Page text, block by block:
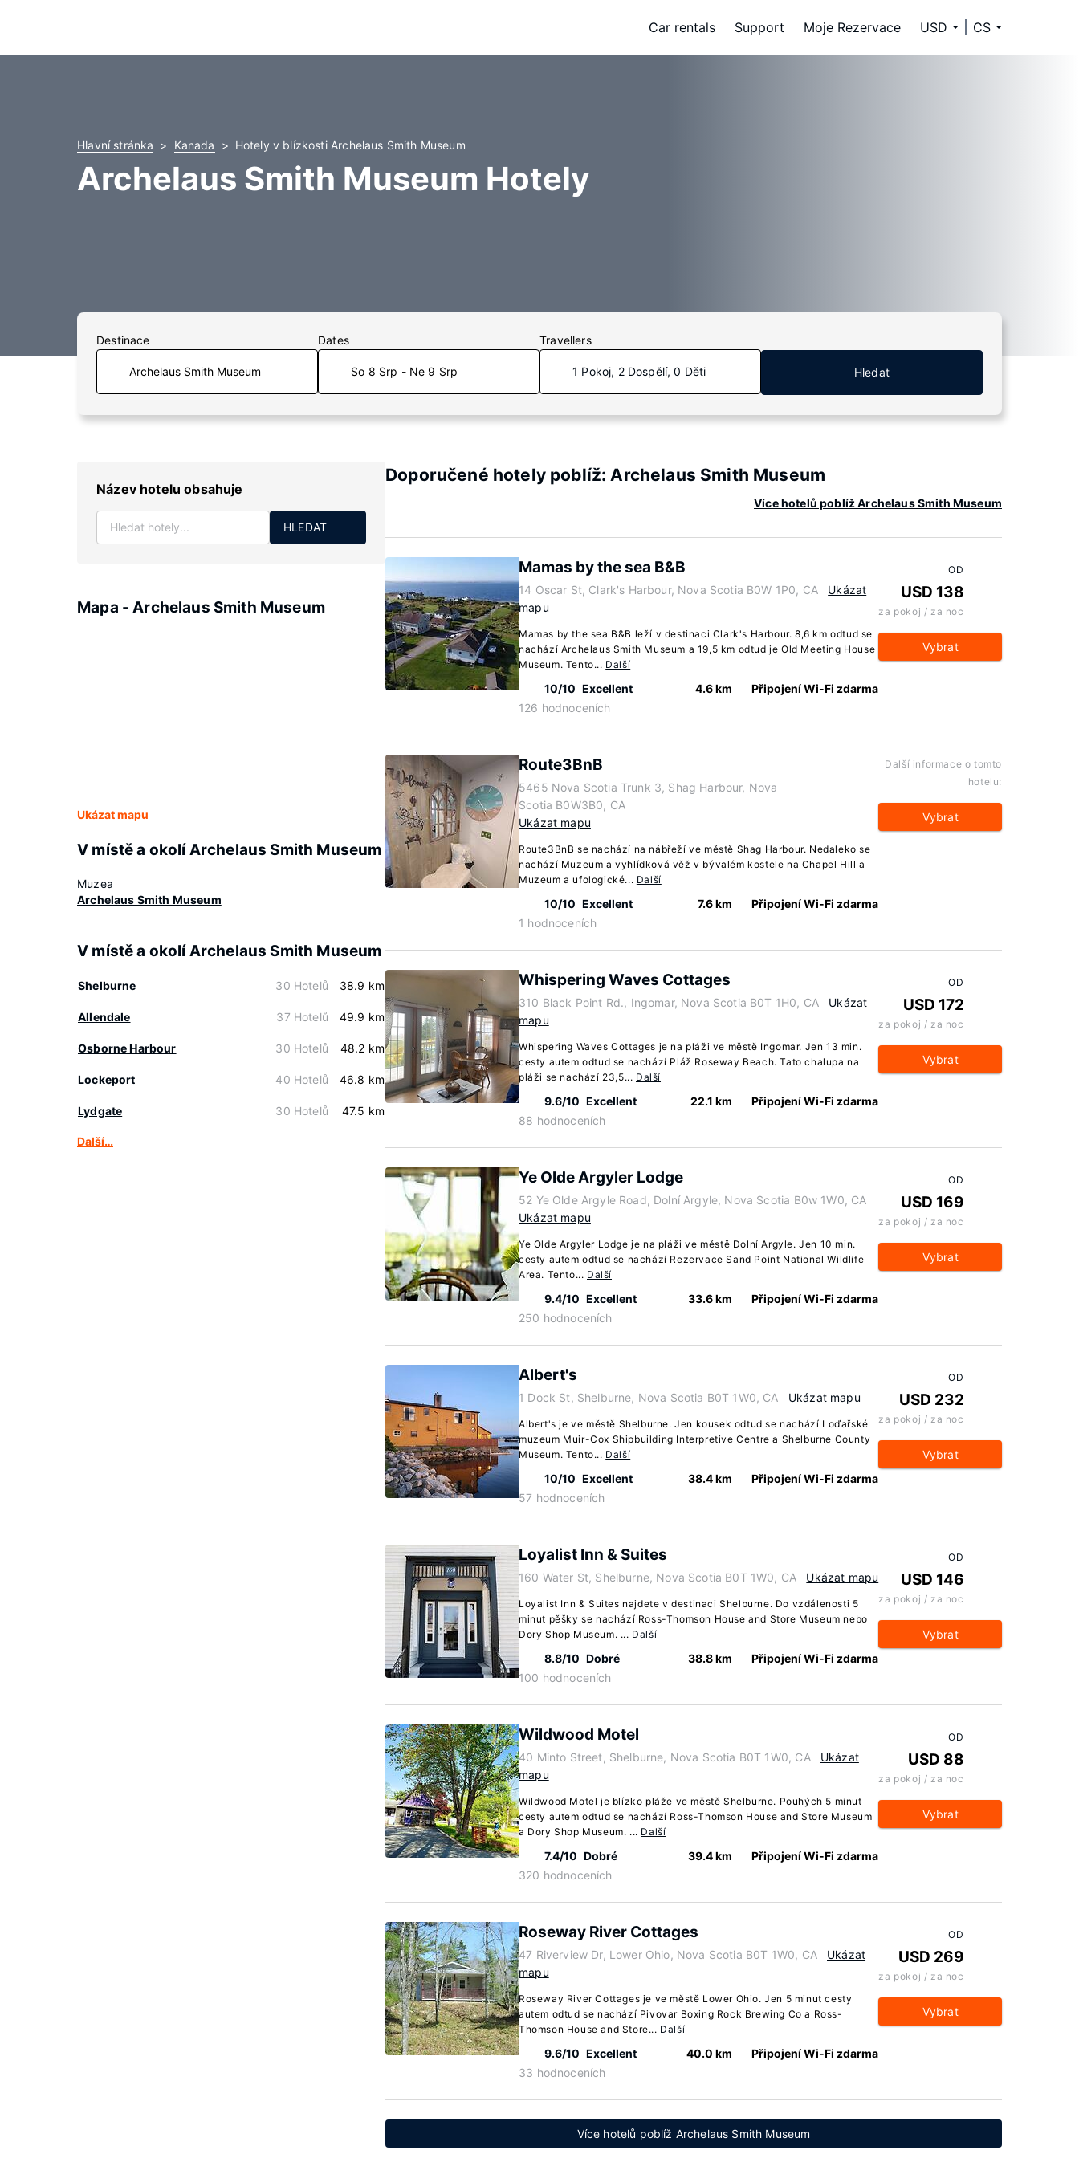
Car rentals Support Moje Rezervace USD CS
Hlavní stránka Kanada Hotely v blízkosti Archelaus Smith Museum
Archelaus Smith Museum Hotely
Destinace Dates
So 8 Srp - Ne 9 Srp
Travellers
1 Pokoj, 2 Dospělí, 0 Děti Hledat
Název hotelu obsahuje
HLEDAT
Mapa - Archelaus Smith Museum
Ukázat mapu
V místě a okolí Archelaus Smith Museum
Muzea
Archelaus Smith Museum
V místě a okolí Archelaus Smith Museum
Shelburne 30 Hotelů 38.9 km
Allendale 37 Hotelů 49.9 km
Osborne Harbour 30 Hotelů 48.2 km
Lockeport 40 Hotelů 46.8 km
Lydgate 30 Hotelů 47.5 km
Další…
Doporučené hotely poblíž: Archelaus Smith Museum
Více hotelů poblíž Archelaus Smith Museum
Mamas by the sea B&B
14 Oscar St, Clark's Harbour, Nova Scotia B0W 1P0, CA
Ukázat
mapu
Mamas by the sea B&B leží v destinaci Clark's Harbour. 8,6 km odtud se
nachází Archelaus Smith Museum a 19,5 km odtud je Old Meeting House
Museum. Tento... Další
10/10 Excellent
126 hodnoceních
4.6 km Připojení Wi-Fi zdarma
OD
USD 138
za pokoj / za noc
Vybrat
Route3BnB
5465 Nova Scotia Trunk 3, Shag Harbour, Nova
Scotia B0W3B0, CA
Ukázat mapu
Route3BnB se nachází na nábřeží ve městě Shag Harbour. Nedaleko se
nachází Muzeum a vyhlídková věž v bývalém kostele na Chapel Hill a
Muzeum a ufologické... Další
10/10 Excellent
1 hodnoceních
7.6 km Připojení Wi-Fi zdarma
Další informace o tomto
hotelu:
Vybrat
Whispering Waves Cottages
310 Black Point Rd., Ingomar, Nova Scotia B0T 1H0, CA
Ukázat
mapu
Whispering Waves Cottages je na pláži ve městě Ingomar. Jen 13 min.
cesty autem odtud se nachází Pláž Roseway Beach. Tato chalupa na
pláži se nachází 23,5... Další
9.6/10 Excellent
88 hodnoceních
22.1 km Připojení Wi-Fi zdarma
OD
USD 172
za pokoj / za noc
Vybrat
Ye Olde Argyler Lodge
52 Ye Olde Argyle Road, Dolní Argyle, Nova Scotia B0w 1W0, CA
Ukázat mapu
Ye Olde Argyler Lodge je na pláži ve městě Dolní Argyle. Jen 10 min.
cesty autem odtud se nachází Rezervace Sand Point National Wildlife
Area. Tento... Další
9.4/10 Excellent
250 hodnoceních
33.6 km Připojení Wi-Fi zdarma
OD
USD 169
za pokoj / za noc
Vybrat
Albert's
1 Dock St, Shelburne, Nova Scotia B0T 1W0, CA Ukázat mapu
Albert's je ve městě Shelburne. Jen kousek odtud se nachází Loďařské
muzeum Muir-Cox Shipbuilding Interpretive Centre a Shelburne County
Museum. Tento... Další
10/10 Excellent
57 hodnoceních
38.4 km Připojení Wi-Fi zdarma
OD
USD 232
za pokoj / za noc
Vybrat
Loyalist Inn & Suites
160 Water St, Shelburne, Nova Scotia B0T 1W0, CA Ukázat mapu
Loyalist Inn & Suites najdete v destinaci Shelburne. Do vzdálenosti 5
minut pěšky se nachází Ross-Thomson House and Store Museum nebo
Dory Shop Museum. ... Další
8.8/10 Dobré
100 hodnoceních
38.8 km Připojení Wi-Fi zdarma
OD
USD 146
za pokoj / za noc
Vybrat
Wildwood Motel
40 Minto Street, Shelburne, Nova Scotia B0T 1W0, CA
Ukázat
mapu
Wildwood Motel je blízko pláže ve městě Shelburne. Pouhých 5 minut
cesty autem odtud se nachází Ross-Thomson House and Store Museum
a Dory Shop Museum. ... Další
7.4/10 Dobré
320 hodnoceních
39.4 km Připojení Wi-Fi zdarma
OD
USD 88
za pokoj / za noc
Vybrat
Roseway River Cottages
47 Riverview Dr, Lower Ohio, Nova Scotia B0T 1W0, CA
Ukázat
mapu
Roseway River Cottages je ve městě Lower Ohio. Jen 5 minut cesty
autem odtud se nachází Pivovar Boxing Rock Brewing Co a Ross-
Thomson House and Store... Další
9.6/10 Excellent
33 hodnoceních
40.0 km Připojení Wi-Fi zdarma
OD
USD 269
za pokoj / za noc
Vybrat
Více hotelů poblíž Archelaus Smith Museum